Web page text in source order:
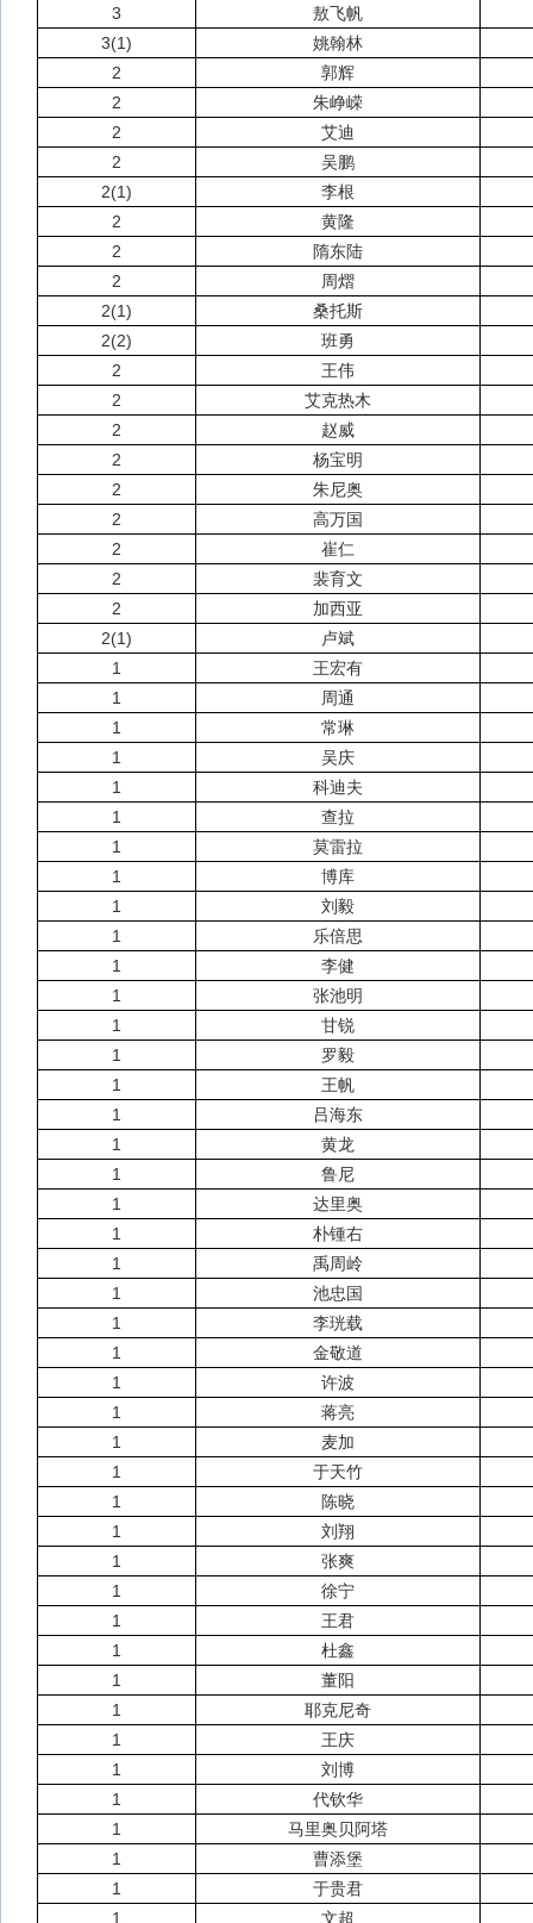
3
敖飞帆
3(1)
姚翰林
2
郭辉
2
朱峥嵘
2
艾迪
2
吴鹏
2(1)
李根
2
黄隆
2
隋东陆
2
周熠
2(1)
桑托斯
2(2)
班勇
2
王伟
2
艾克热木
2
赵威
2
杨宝明
2
朱尼奥
2
高万国
2
崔仁
2
裴育文
2
加西亚
2(1)
卢斌
1
王宏有
1
周通
1
常琳
1
吴庆
1
科迪夫
1
查拉
1
莫雷拉
1
博库
1
刘毅
1
乐倍思
1
李健
1
张池明
1
甘锐
1
罗毅
1
王帆
1
吕海东
1
黄龙
1
鲁尼
1
达里奥
1
朴锺右
1
禹周岭
1
池忠国
1
李珖载
1
金敬道
1
许波
1
蒋亮
1
麦加
1
于天竹
1
陈晓
1
刘翔
1
张爽
1
徐宁
1
王君
1
杜鑫
1
董阳
1
耶克尼奇
1
王庆
1
刘博
1
代钦华
1
马里奥贝阿塔
1
曹添堡
1
于贵君
1
文超